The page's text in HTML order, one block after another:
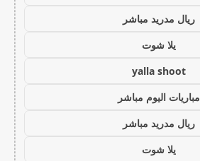
ريال مدريد مباشر
يلا شوت
yalla shoot
مباريات اليوم مباشر
ريال مدريد مباشر
يلا شوت